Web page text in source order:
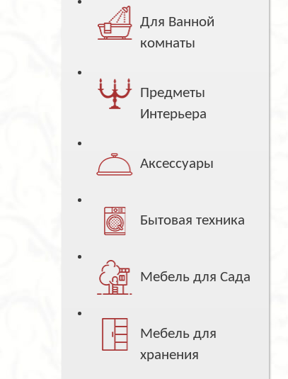
Для Ванной
комнаты
Предметы
Интерьера
Аксессуары
Бытовая техника
Мебель для Сада
Мебель для
хранения